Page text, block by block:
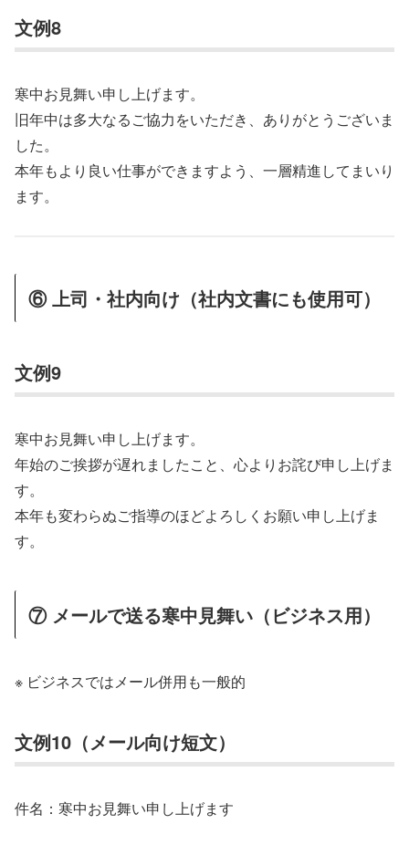
文例8
寒中お見舞い申し上げます。
旧年中は多大なるご協力をいただき、ありがとうございま
した。
本年もより良い仕事ができますよう、一層精進してまいり
ます。
⑥ 上司・社内向け（社内文書にも使用可）
文例9
寒中お見舞い申し上げます。
年始のご挨拶が遅れましたこと、心よりお詫び申し上げま
す。
本年も変わらぬご指導のほどよろしくお願い申し上げま
す。
⑦ メールで送る寒中見舞い（ビジネス用）
※ ビジネスではメール併用も一般的
文例10（メール向け短文）
件名：寒中お見舞い申し上げます